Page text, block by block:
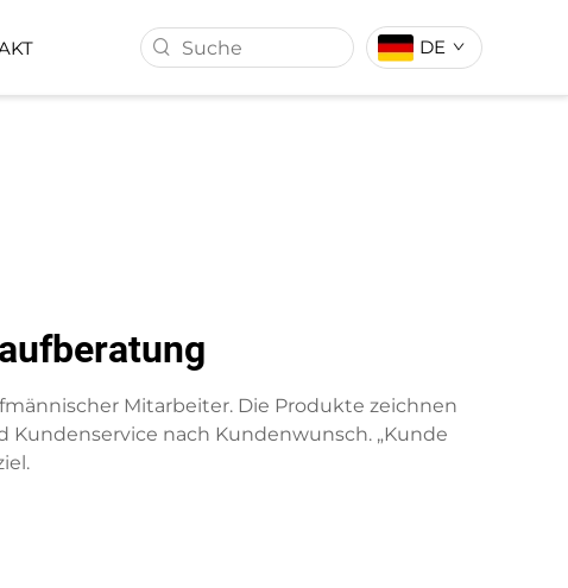
DE
Mitarbeiter. Die Produkte zeichnen
nach Kundenwunsch. „Kunde